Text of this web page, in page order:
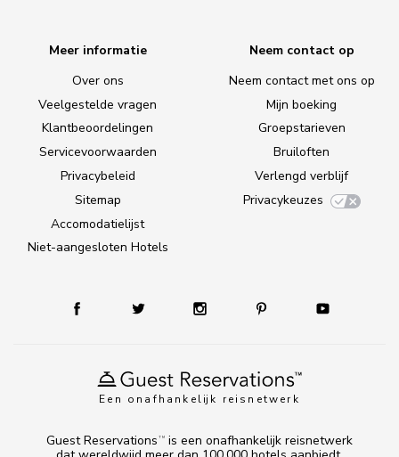
Een onafhankelijk reisnetwerk
Meer informatie
Over ons
Veelgestelde vragen
Klantbeoordelingen
Servicevoorwaarden
Privacybeleid
Sitemap
Accomodatielijst
Niet-aangesloten Hotels
Neem contact op
Neem contact met ons op
Mijn boeking
Groepstarieven
Bruiloften
Verlengd verblijf
Privacykeuzes
Guest Reservations TM
is een onafhankelijk reisnetwerk